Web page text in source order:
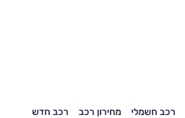
רכב חשמלי מחירון רכב רכב חדש